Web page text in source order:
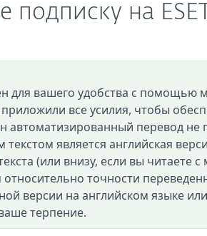
подписку на ESET
для вашего удобства с помощью
все усилия, чтобы
автоматизированный перевод не
является английская
(или внизу, если вы читаете
точности
версии на английском языке
терпение.